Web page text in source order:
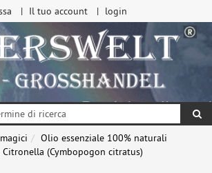
Il tuo account login
Olio essenziale 100% naturali
Citronella (Cymbopogon citratus)